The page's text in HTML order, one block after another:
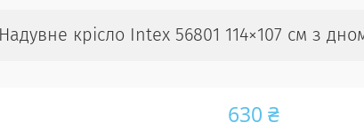
Надувне крісло Intex 56801 114×107 см з
630 ₴